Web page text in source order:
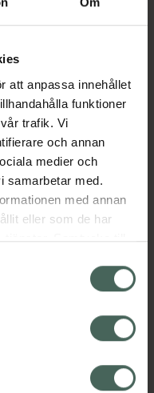
att anpassa innehållet
funktioner
trafik. Vi
och annan
medier och
samarbetar med.
med annan
eller som de har
tjänster. Samtycke till
påverkar inte
innan återkallelsen.
Visa
i mobilen och på
vårt uppdrag att